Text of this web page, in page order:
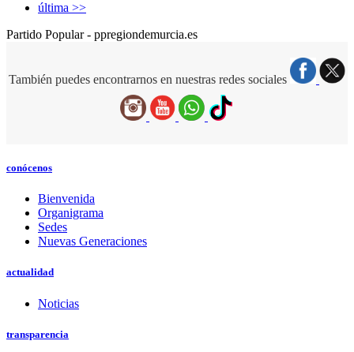
última >>
Partido Popular - ppregiondemurcia.es
También puedes encontrarnos en nuestras redes sociales
conócenos
Bienvenida
Organigrama
Sedes
Nuevas Generaciones
actualidad
Noticias
transparencia